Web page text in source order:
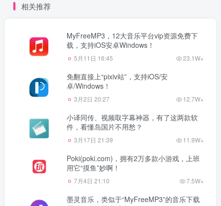
相关推荐
MyFreeMP3，12大音乐平台vip资源免费下
载，支持iOS安卓Windows！
5月11日 16:45 23.1W+
免翻直接上“pixiv站”，支持iOS/安
卓/Windows！
3月2日 20:27 12.7W+
小译同传、视频取字幕神器，有了这两款软
件，看懂岛国片不用愁？
3月17日 21:39 11.9W+
Poki(poki.com)，拥有2万多款小游戏，上班
用它“摸鱼”妙啊！
7月4日 21:10 7.5W+
墨灵音乐，类似于“MyFreeMP3”的音乐下载